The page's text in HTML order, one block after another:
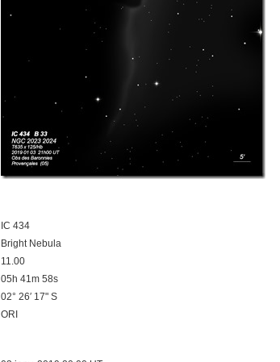
IC 434
Bright Nebula
11.00
05h 41m 58s
02° 26′ 17" S
ORI